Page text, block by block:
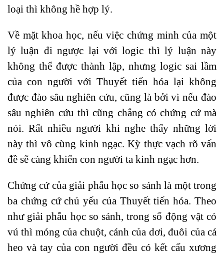
loại thì không hề hợp lý.
Về mặt khoa học, nếu việc chứng minh của một
lý luận đi ngược lại với logic thì lý luận này
không thể được thành lập, nhưng logic sai lầm
của con người với Thuyết tiến hóa lại không
được đào sâu nghiên cứu, cũng là bởi vì nếu đào
sâu nghiên cứu thì cũng chẳng có chứng cứ mà
nói. Rất nhiều người khi nghe thấy những lời
này thì vô cùng kinh ngạc. Kỳ thực vạch rõ vấn
đề sẽ càng khiến con người ta kinh ngạc hơn.
Chứng cứ của giải phẫu học so sánh là một trong
ba chứng cứ chủ yếu của Thuyết tiến hóa. Theo
như giải phẫu học so sánh, trong số động vật có
vú thì móng của chuột, cánh của dơi, đuôi của cá
heo và tay của con người đều có kết cấu xương